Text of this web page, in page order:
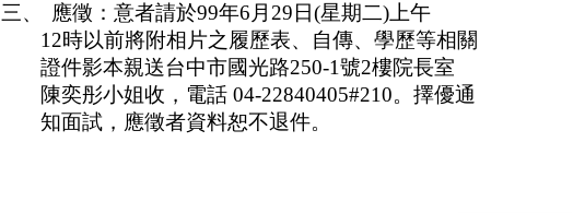
三、
應徵：意者請於99年6 月 29 日(星期二) 上午
12時以前將附相片之履歷表、自傳、學歷等相關
證件影本親送台中市國光路250-1號2樓院長室
陳奕彤小姐收，電話 04-22840405#210。擇優通
知面試，應徵者資料恕不退件。